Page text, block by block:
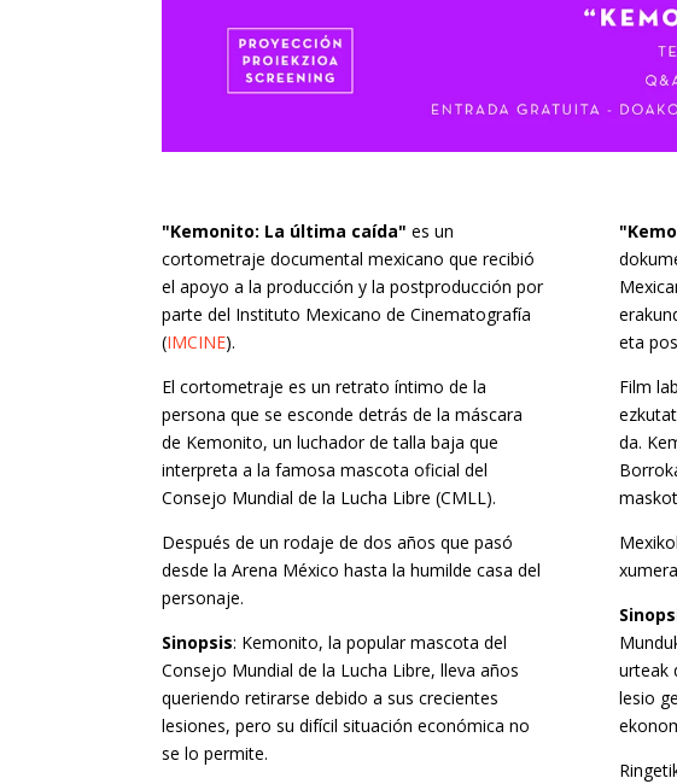
"Kemonito: La última caída" es un
cortometraje documental mexicano que recibió
el apoyo a la producción y la postproducción por
parte del Instituto Mexicano de Cinematografía
(IMCINE).
El cortometraje es un retrato íntimo de la
persona que se esconde detrás de la máscara
de Kemonito, un luchador de talla baja que
interpreta a la famosa mascota oficial del
Consejo Mundial de la Lucha Libre (CMLL).
Después de un rodaje de dos años que pasó
desde la Arena México hasta la humilde casa del
personaje.
Sinopsis: Kemonito, la popular mascota del
Consejo Mundial de la Lucha Libre, lleva años
queriendo retirarse debido a sus crecientes
lesiones, pero su difícil situación económica no
se lo permite.
eta
Film
da.
urteak
lesio